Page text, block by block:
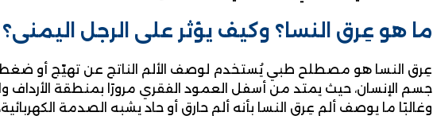
ما هو عِرق النسا؟ وكيف يؤثر على الرجل اليمنى؟
عِرق النسا هو مصطلح طبي يُستخدم لوصف الألم الناتج عن تهيّج أو
جسم الإنسان، حيث يمتد من أسفل العمود الفقري مرورًا بمنطقة الأرداف
وغالبًا ما يوصف ألم عِرق النسا بأنه ألم حارق أو حاد يشبه الصدمة